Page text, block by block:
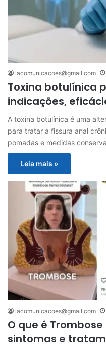
lacomunicacoes@gmail.com
Toxina botulínica
indicações,
A toxina botulínica é uma
para tratar a fissura anal
pomadas e medidas
Leia mais »
lacomunicacoes@gmail.com
O que é
sintomas e